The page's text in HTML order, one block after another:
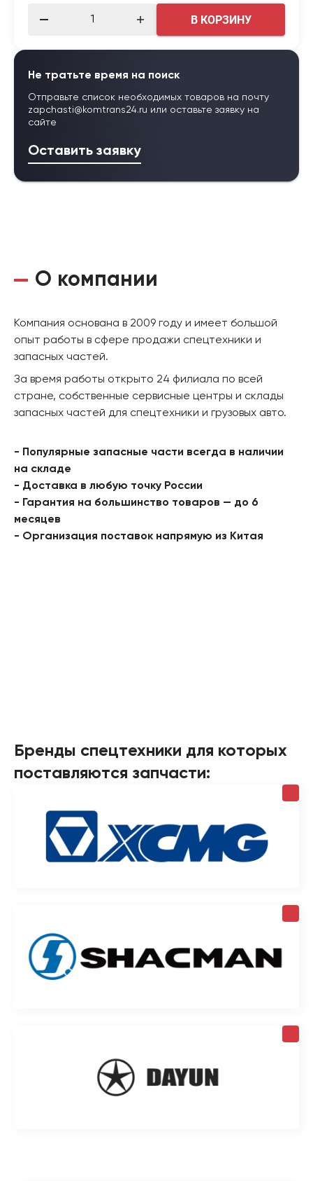
В КОРЗИНУ
Не тратьте время на поиск
Отправьте список необходимых товаров на почту
zapchasti@komtrans24.ru или оставьте заявку на
сайте
Оставить заявку
О компании
Компания основана в 2009 году и имеет большой
опыт работы в сфере продажи спецтехники и
запасных частей.
За время работы открыто 24 филиала по всей
стране, собственные сервисные центры и склады
запасных частей для спецтехники и грузовых авто.
- Популярные запасные части всегда в наличии
на складе
- Доставка в любую точку России
- Гарантия на большинство товаров — до 6
месяцев
- Организация поставок напрямую из Китая
Бренды спецтехники для которых
поставляются запчасти: